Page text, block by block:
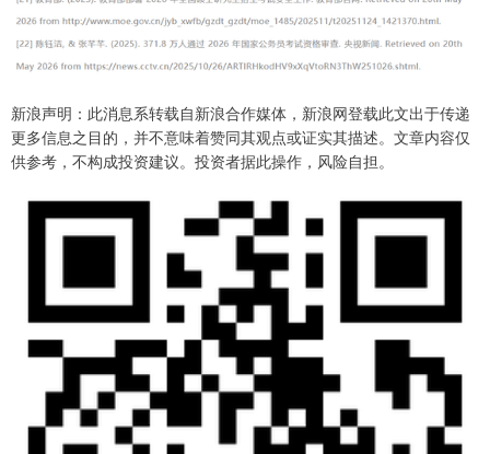
新浪声明：此消息系转载自新浪合作媒体，新浪网登载此文出于传递
更多信息之目的，并不意味着赞同其观点或证实其描述。文章内容仅
供参考，不构成投资建议。投资者据此操作，风险自担。